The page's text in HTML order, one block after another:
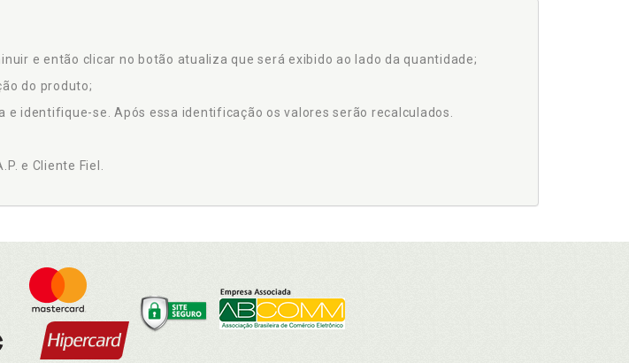
e então clicar no botão atualiza que será exibido ao lado da quantidade;
do produto;
identifique-se. Após essa identificação os valores serão recalculados.
e Cliente Fiel.